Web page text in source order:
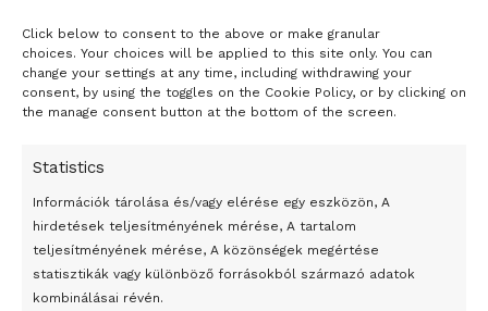
Click below to consent to the above or make granular
choices. Your choices will be applied to this site only. You can
change your settings at any time, including withdrawing your
consent, by using the toggles on the Cookie Policy, or by clicking on
the manage consent button at the bottom of the screen.
Statistics
Információk tárolása és/vagy elérése egy eszközön, A
hirdetések teljesítményének mérése, A tartalom
teljesítményének mérése, A közönségek megértése
statisztikák vagy különböző forrásokból származó adatok
kombinálásai révén.
- H I R D E T É S -